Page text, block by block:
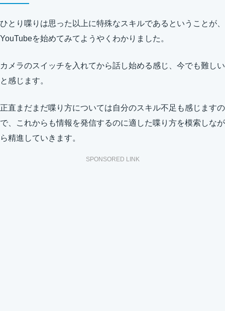
ひとり喋りは思った以上に特殊なスキルであるということが、
YouTubeを始めてみてようやくわかりました。
カメラのスイッチを入れてから話し始める感じ、今でも難しい
と感じます。
正直まだまだ喋り方については自分のスキル不足も感じますの
で、これからも情報を発信するのに適した喋り方を模索しなが
ら精進していきます。
SPONSORED LINK